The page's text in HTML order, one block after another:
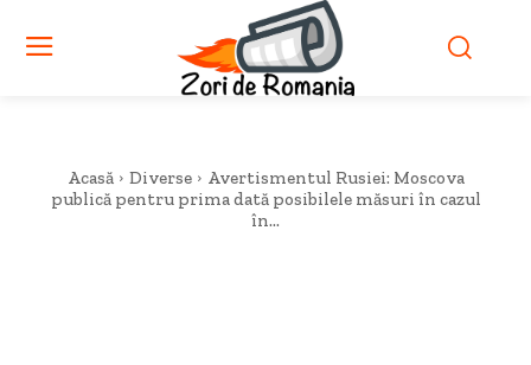
Acasă Diverse
Avertismentul Rusiei: Moscova
publică pentru prima dată posibilele măsuri în cazul
în...